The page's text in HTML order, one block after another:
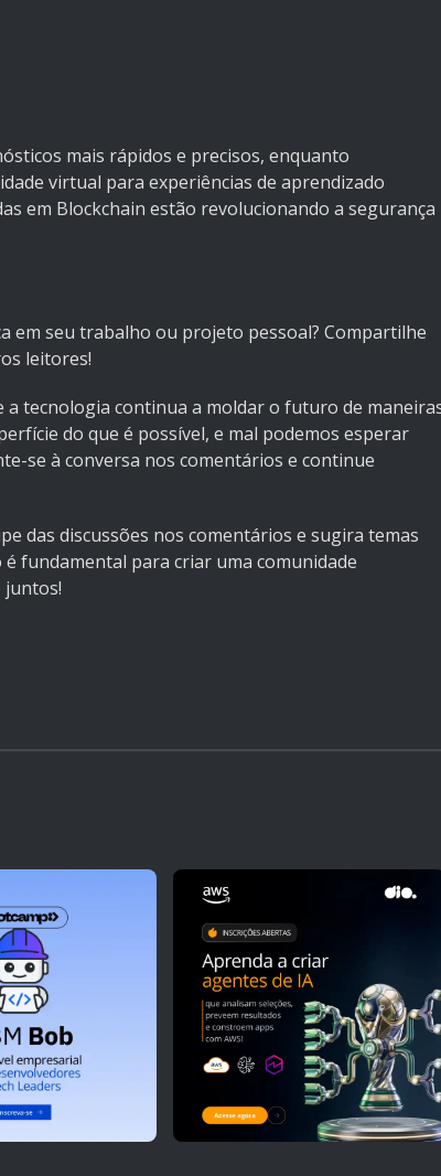
mais rápidos e precisos, enquanto
virtual para experiências de aprendizado
em Blockchain estão revolucionando a segurança
em seu trabalho ou projeto pessoal? Compartilhe
leitores!
a tecnologia continua a moldar o futuro de
do que é possível, e mal podemos esperar
se à conversa nos comentários e continue
das discussões nos comentários e sugira temas
fundamental para criar uma comunidade
juntos!